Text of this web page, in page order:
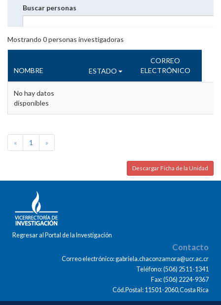
Buscar personas
Mostrando 0personas investigadoras
NOMBRE ESTADO
CORREO
ELECTRÓNICO
No hay datos
disponibles
« 1 »
Descargar Ficha de la Unidad
Regresar al Portal de la Investigación
Contacto
Correo electrónico: gabriela.chaconzamora@ucr.ac.cr
Teléfono: (506) 2511-1341
Fax: (506) 2224-9367
Cód.Postal: 11501-2060,Costa Rica